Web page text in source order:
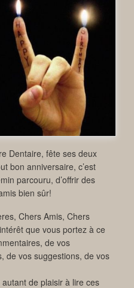
Dentaire, fête ses deux
bon anniversaire, c’est
parcouru, d’offrir des
bien sûr!
Chers Amis, Chers
que vous portez à ce
de vos
de vos suggestions, de vos
de plaisir à lire ces